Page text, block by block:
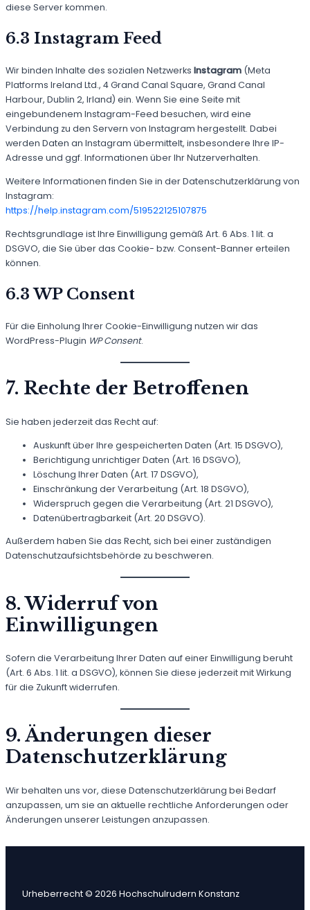
diese Server kommen.
6.3 Instagram Feed
Wir binden Inhalte des sozialen Netzwerks Instagram (Meta
Platforms Ireland Ltd., 4 Grand Canal Square, Grand Canal
Harbour, Dublin 2, Irland) ein. Wenn Sie eine Seite mit
eingebundenem Instagram-Feed besuchen, wird eine
Verbindung zu den Servern von Instagram hergestellt. Dabei
werden Daten an Instagram übermittelt, insbesondere Ihre IP-
Adresse und ggf. Informationen über Ihr Nutzerverhalten.
Weitere Informationen finden Sie in der Datenschutzerklärung von
Instagram:
https://help.instagram.com/519522125107875
Rechtsgrundlage ist Ihre Einwilligung gemäß Art. 6 Abs. 1 lit. a
DSGVO, die Sie über das Cookie- bzw. Consent-Banner erteilen
können.
6.3 WP Consent
Für die Einholung Ihrer Cookie-Einwilligung nutzen wir das
WordPress-Plugin WP Consent.
7. Rechte der Betroffenen
Sie haben jederzeit das Recht auf:
Auskunft über Ihre gespeicherten Daten (Art. 15 DSGVO),
Berichtigung unrichtiger Daten (Art. 16 DSGVO),
Löschung Ihrer Daten (Art. 17 DSGVO),
Einschränkung der Verarbeitung (Art. 18 DSGVO),
Widerspruch gegen die Verarbeitung (Art. 21 DSGVO),
Datenübertragbarkeit (Art. 20 DSGVO).
Außerdem haben Sie das Recht, sich bei einer zuständigen
Datenschutzaufsichtsbehörde zu beschweren.
8. Widerruf von
Einwilligungen
Sofern die Verarbeitung Ihrer Daten auf einer Einwilligung beruht
(Art. 6 Abs. 1 lit. a DSGVO), können Sie diese jederzeit mit Wirkung
für die Zukunft widerrufen.
9. Änderungen dieser
Datenschutzerklärung
Wir behalten uns vor, diese Datenschutzerklärung bei Bedarf
anzupassen, um sie an aktuelle rechtliche Anforderungen oder
Änderungen unserer Leistungen anzupassen.
Urheberrecht © 2026 Hochschulrudern Konstanz